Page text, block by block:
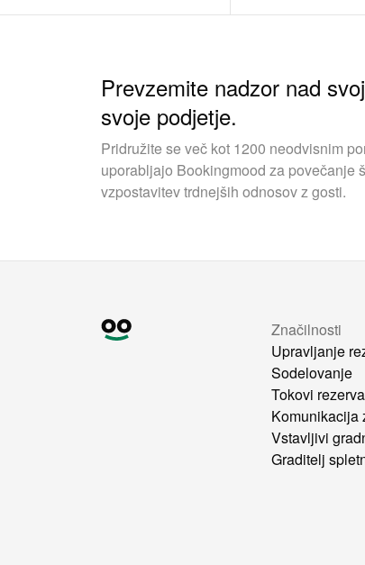
Prevzemite nadzor nad
svoje podjetje.
Pridružite se več kot 1200 neodvisnim
uporabljajo Bookingmood za povečanje
vzpostavitev trdnejših odnosov z gosti.
Značilnosti
Upravljanje
Sodelovanje
Tokovi
Komunikacija
Vstavljivi
Graditelj